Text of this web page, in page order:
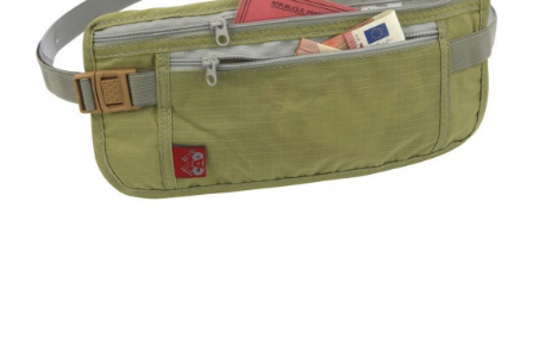
Trail
Escalade / Alpinisme
Bons Plans